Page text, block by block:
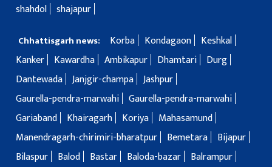
shahdol shajapur
Chhattisgarh news: Korba Kondagaon
Keshkal
Kanker
Kawardha Ambikapur Dhamtari
Durg
Dantewada Janjgir-champa Jashpur
Gaurella-pendra-marwahi Gaurella-pendra-marwahi
Gariaband
Khairagarh Koriya
Mahasamund
Manendragarh-chirimiri-bharatpur
Bemetara
Bijapur
Bilaspur
Balod Bastar Baloda-bazar
Balrampur